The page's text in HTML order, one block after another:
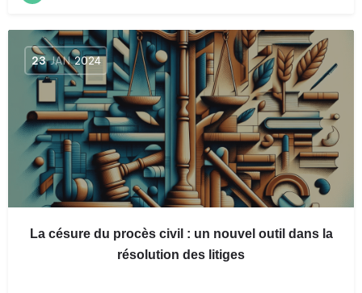
23 JAN 2024
La césure du procès civil : un nouvel outil dans la
résolution des litiges